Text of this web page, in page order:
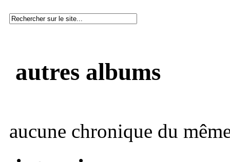
autres albums
aucune chronique du